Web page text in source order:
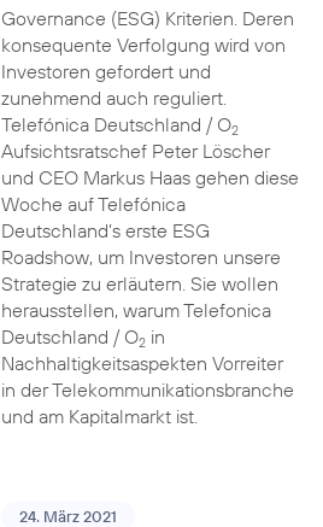
Governance (ESG) Kriterien. Deren
konsequente Verfolgung wird von
Investoren gefordert und
zunehmend auch reguliert.
Telefónica Deutschland / O2
Aufsichtsratschef Peter Löscher
und CEO Markus Haas gehen diese
Woche auf Telefónica
Deutschland’s erste ESG
Roadshow, um Investoren unsere
Strategie zu erläutern. Sie wollen
herausstellen, warum Telefonica
Deutschland / O2in
Nachhaltigkeitsaspekten Vorreiter
in der Telekommunikationsbranche
und am Kapitalmarkt ist.
24. März 2021